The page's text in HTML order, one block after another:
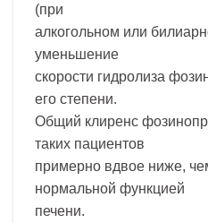
(при
алкогольном или
уменьшение
скорости гидролиза
его степени.
Общий клиренс
таких пациентов
примерно вдвое ниже,
нормальной функцией
печени.